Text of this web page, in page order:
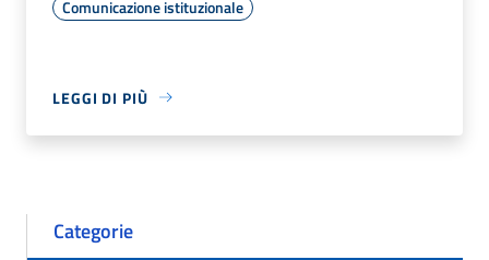
Comunicazione istituzionale
LEGGI DI PIÙ
Categorie